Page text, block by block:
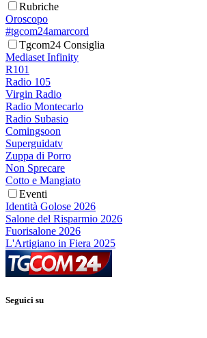
Rubriche
Oroscopo
#tgcom24amarcord
Tgcom24 Consiglia
Mediaset Infinity
R101
Radio 105
Virgin Radio
Radio Montecarlo
Radio Subasio
Comingsoon
Superguidatv
Zuppa di Porro
Non Sprecare
Cotto e Mangiato
Eventi
Identità Golose 2026
Salone del Risparmio 2026
Fuorisalone 2026
L'Artigiano in Fiera 2025
Seguici su